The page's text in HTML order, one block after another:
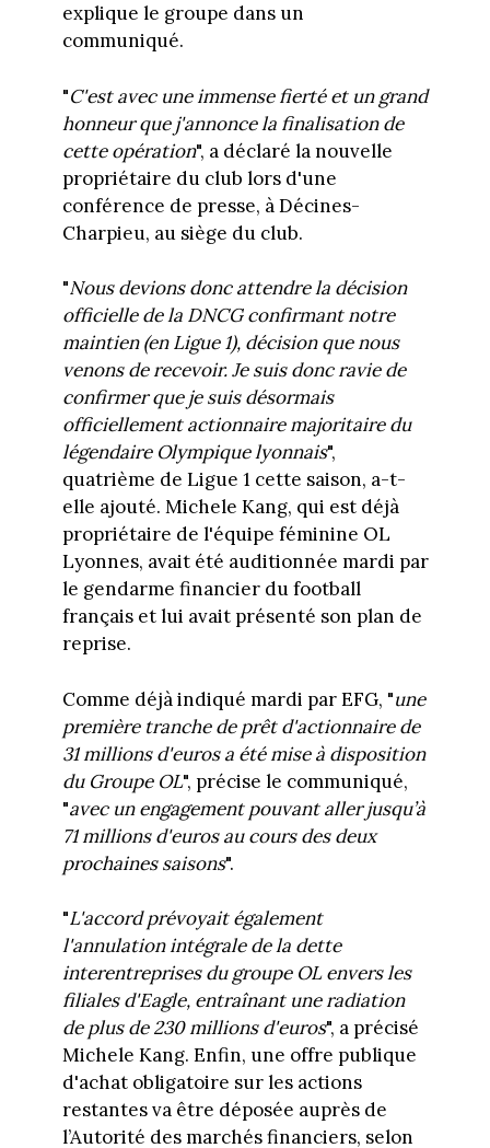
explique le groupe dans un
communiqué.
"C'est avec une immense fierté et un grand
honneur que j'annonce la finalisation de
cette opération", a déclaré la nouvelle
propriétaire du club lors d'une
conférence de presse, à Décines-
Charpieu, au siège du club.
"Nous devions donc attendre la décision
officielle de la DNCG confirmant notre
maintien (en Ligue 1), décision que nous
venons de recevoir. Je suis donc ravie de
confirmer que je suis désormais
officiellement actionnaire majoritaire du
légendaire Olympique lyonnais",
quatrième de Ligue 1 cette saison, a-t-
elle ajouté. Michele Kang, qui est déjà
propriétaire de l'équipe féminine OL
Lyonnes, avait été auditionnée mardi par
le gendarme financier du football
français et lui avait présenté son plan de
reprise.
Comme déjà indiqué mardi par EFG, "une
première tranche de prêt d'actionnaire de
31 millions d'euros a été mise à disposition
du Groupe OL", précise le communiqué,
"avec un engagement pouvant aller jusqu’à
71 millions d'euros au cours des deux
prochaines saisons".
"L'accord prévoyait également
l'annulation intégrale de la dette
interentreprises du groupe OL envers les
filiales d'Eagle, entraînant une radiation
de plus de 230 millions d'euros", a précisé
Michele Kang. Enfin, une offre publique
d'achat obligatoire sur les actions
restantes va être déposée auprès de
l’Autorité des marchés financiers, selon